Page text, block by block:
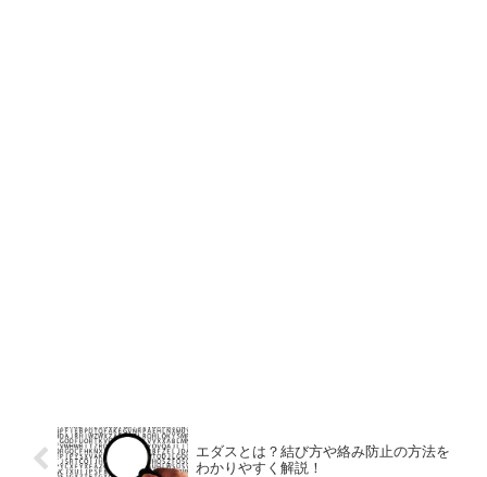
エダスとは？結び方や絡み防止の方法を
わかりやすく解説！